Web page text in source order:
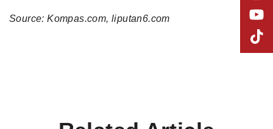
Source: Kompas.com, liputan6.com